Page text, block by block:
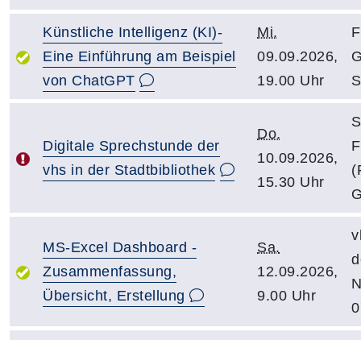
Künstliche Intelligenz (KI)-
Eine Einführung am Beispiel
von ChatGPT
Mi.
09.09.2026,
19.00 Uhr
Digitale Sprechstunde der
vhs in der Stadtbibliothek
Do.
10.09.2026,
15.30 Uhr
MS-Excel Dashboard -
Zusammenfassung,
Übersicht, Erstellung
Sa.
12.09.2026,
9.00 Uhr